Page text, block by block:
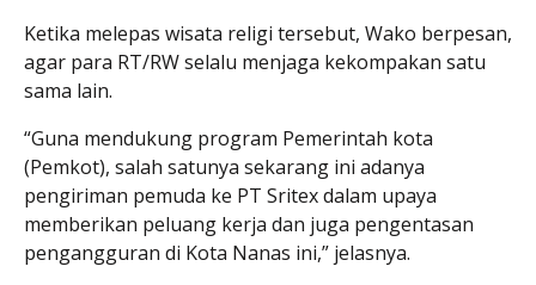
Ketika melepas wisata religi tersebut, Wako berpesan,
agar para RT/RW selalu menjaga kekompakan satu
sama lain.
“Guna mendukung program Pemerintah kota
(Pemkot), salah satunya sekarang ini adanya
pengiriman pemuda ke PT Sritex dalam upaya
memberikan peluang kerja dan juga pengentasan
pengangguran di Kota Nanas ini,” jelasnya.